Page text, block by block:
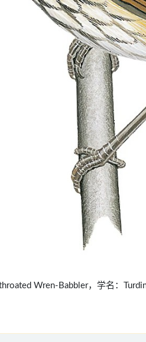
Wren-Babbler，学名：